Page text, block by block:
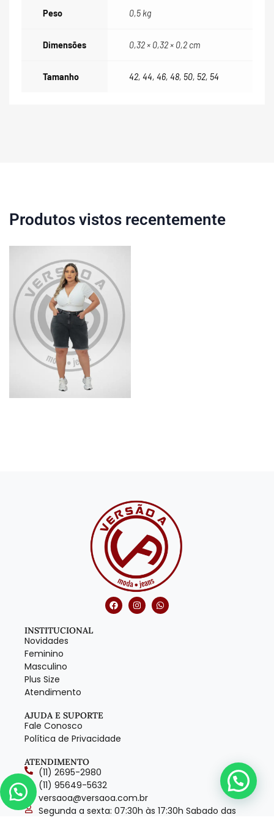
Peso 0,5 kg
Dimensões 0,32 × 0,32 × 0,2 cm
Tamanho 42, 44, 46, 48, 50, 52, 54
Produtos vistos recentemente
INSTITUCIONAL
Novidades
Feminino
Masculino
Plus Size
Atendimento
AJUDA E SUPORTE
Fale Conosco
Política de Privacidade
ATENDIMENTO
(11) 2695-2980
(11) 95649-5632
versaoa@versaoa.com.br
Segunda a sexta: 07:30h às 17:30h Sabado das